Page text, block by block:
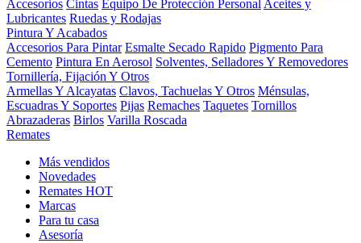
Accesorios Cintas Equipo De Protección Personal Aceites y
Lubricantes Ruedas y Rodajas
Pintura Y Acabados
Accesorios Para Pintar Esmalte Secado Rapido Pigmento Para
Cemento Pintura En Aerosol Solventes, Selladores Y Removedores
Tornillería, Fijación Y Otros
Armellas Y Alcayatas Clavos, Tachuelas Y Otros Ménsulas,
Escuadras Y Soportes Pijas Remaches Taquetes Tornillos
Abrazaderas Birlos Varilla Roscada
Remates
Más vendidos
Novedades
Remates HOT
Marcas
Para tu casa
Asesoría